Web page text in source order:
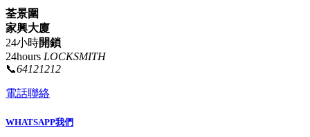
荃景圍
家興大廈
24小時開鎖
24hours LOCKSMITH
📞64121212
電話聯絡
WHATSAPP我們